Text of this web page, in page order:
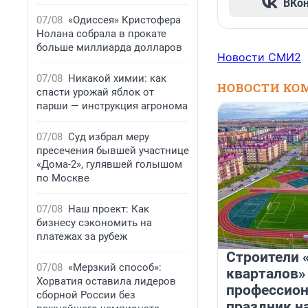
07/08 «Одиссея» Кристофера
Нолана собрала в прокате
больше миллиарда долларов
07/08 Никакой химии: как
спасти урожай яблок от
парши — инструкция агронома
07/08 Суд избрал меру
пресечения бывшей участнице
«Дома-2», гулявшей голышом
по Москве
07/08 Наш проект: Как
бизнесу сэкономить на
платежах за рубеж
07/08 «Мерзкий способ»:
Хорватия оставила лидеров
сборной России без
Новости СМИ2
НОВОСТИ
Строители